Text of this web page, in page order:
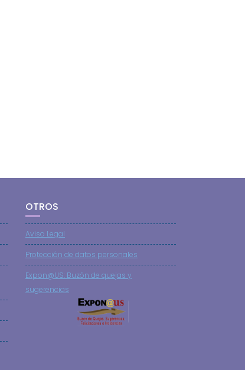
OTROS
Aviso Legal
Protección de datos personales
Expon@US: Buzón de quejas y
sugerencias